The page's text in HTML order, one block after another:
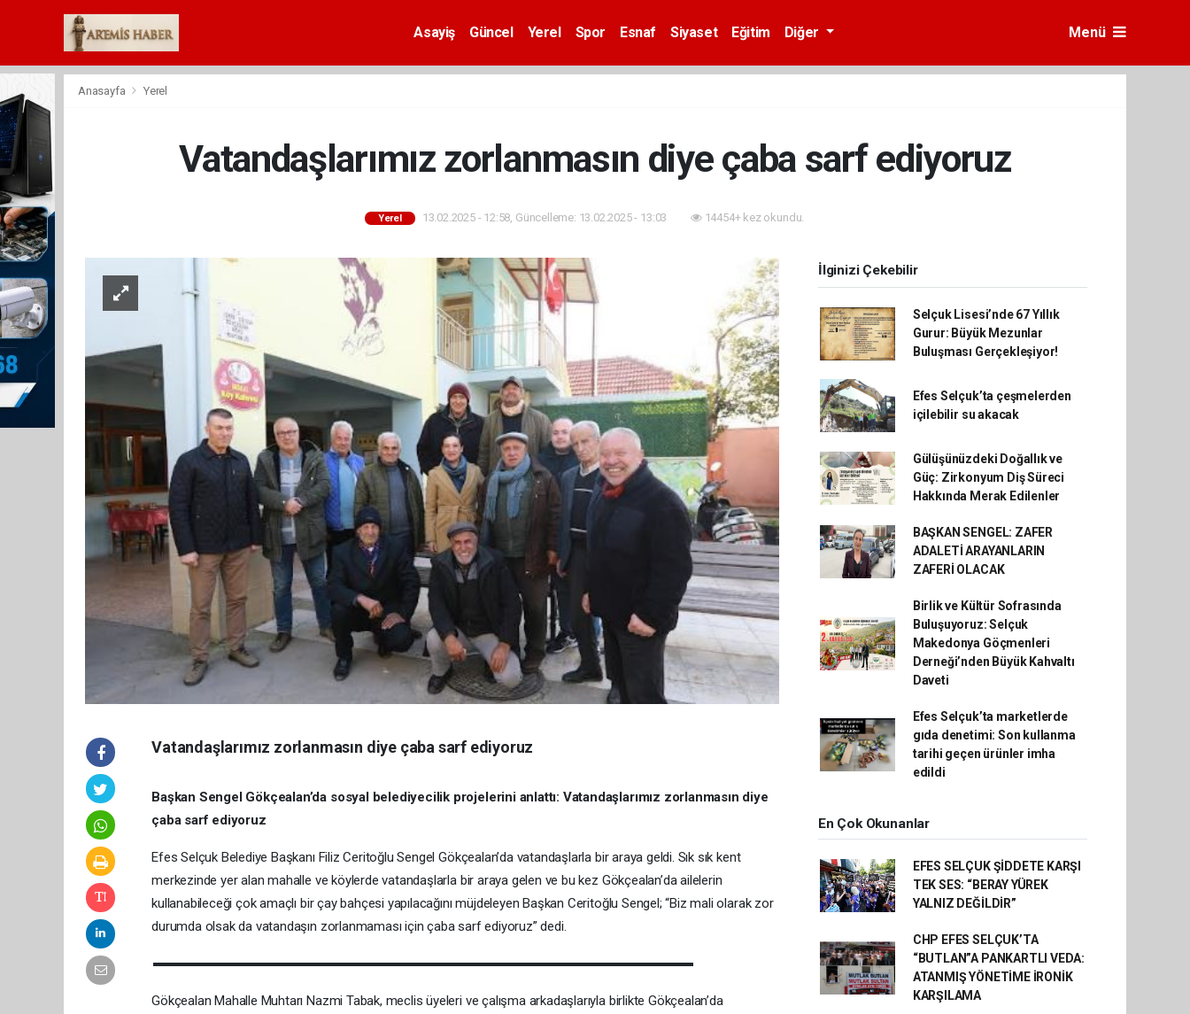
Asayiş Güncel Yerel Spor Esnaf Siyaset Eğitim Diğer Menü
Anasayfa Yerel
Vatandaşlarımız zorlanmasın diye çaba sarf ediyoruz
Yerel 13.02.2025 - 12:58, Güncelleme: 13.02.2025 - 13:03 14454+ kez okundu.
Vatandaşlarımız zorlanmasın diye çaba sarf ediyoruz
Başkan Sengel Gökçealan’da sosyal belediyecilik projelerini anlattı: Vatandaşlarımız zorlanmasın diye
çaba sarf ediyoruz
Efes Selçuk Belediye Başkanı Filiz Ceritoğlu Sengel Gökçealan’da vatandaşlarla bir araya geldi. Sık sık kent
merkezinde yer alan mahalle ve köylerde vatandaşlarla bir araya gelen ve bu kez Gökçealan’da ailelerin
kullanabileceği çok amaçlı bir çay bahçesi yapılacağını müjdeleyen Başkan Ceritoğlu Sengel; “Biz mali olarak zor
durumda olsak da vatandaşın zorlanmaması için çaba sarf ediyoruz” dedi.
Gökçealan Mahalle Muhtarı Nazmi Tabak, meclis üyeleri ve çalışma arkadaşlarıyla birlikte Gökçealan’da
İlginizi Çekebilir
Selçuk Lisesi’nde 67 Yıllık
Gurur: Büyük Mezunlar
Buluşması Gerçekleşiyor!
Efes Selçuk’ta çeşmelerden
içilebilir su akacak
Gülüşünüzdeki Doğallık ve
Güç: Zirkonyum Diş Süreci
Hakkında Merak Edilenler
BAŞKAN SENGEL: ZAFER
ADALETİ ARAYANLARIN
ZAFERİ OLACAK
Birlik ve Kültür Sofrasında
Buluşuyoruz: Selçuk
Makedonya Göçmenleri
Derneği’nden Büyük Kahvaltı
Daveti
Efes Selçuk’ta marketlerde
gıda denetimi: Son kullanma
tarihi geçen ürünler imha
edildi
En Çok Okunanlar
EFES SELÇUK ŞİDDETE KARŞI
TEK SES: “BERAY YÜREK
YALNIZ DEĞİLDİR”
CHP EFES SELÇUK’TA
“BUTLAN”A PANKARTLI VEDA:
ATANMIŞ YÖNETİME İRONİK
KARŞILAMA